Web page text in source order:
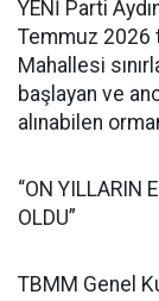
YENİ Parti
Temmuz 2026
Mahallesi
başlayan ve
alınabilen
“ON YILLARIN
OLDU”
TBMM Genel